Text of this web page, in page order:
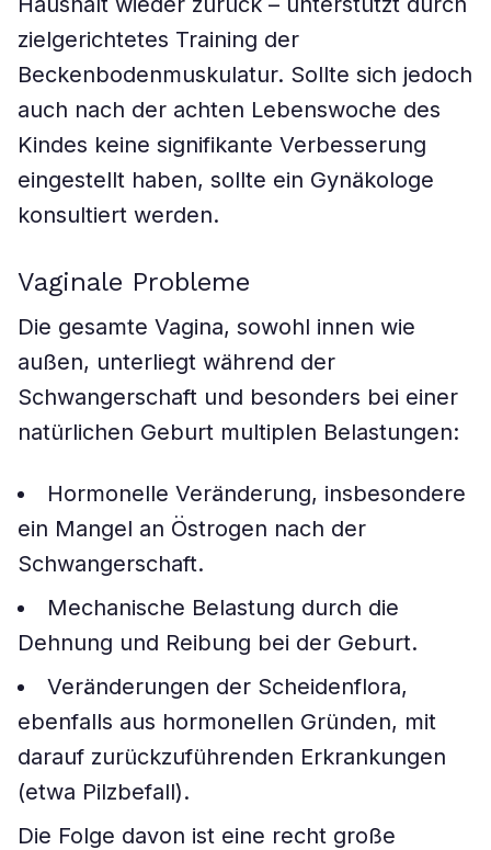
zielgerichtetes Training der
Beckenbodenmuskulatur. Sollte sich jedoch
auch nach der achten Lebenswoche des
Kindes keine signifikante Verbesserung
eingestellt haben, sollte ein Gynäkologe
konsultiert werden.
Vaginale Probleme
Die gesamte Vagina, sowohl innen wie
außen, unterliegt während der
Schwangerschaft und besonders bei einer
natürlichen Geburt multiplen Belastungen:
Hormonelle Veränderung, insbesondere
ein Mangel an Östrogen nach der
Schwangerschaft.
Mechanische Belastung durch die
Dehnung und Reibung bei der Geburt.
Veränderungen der Scheidenflora,
ebenfalls aus hormonellen Gründen, mit
darauf zurückzuführenden Erkrankungen
(etwa Pilzbefall).
Die Folge davon ist eine recht große